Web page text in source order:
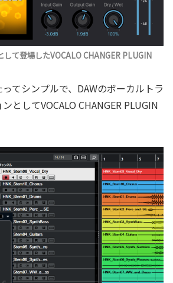
て登場したVOCALO CHANGER PLUGIN
てシンプルで、DAWのボーカルトラ
としてVOCALO CHANGER PLUGIN